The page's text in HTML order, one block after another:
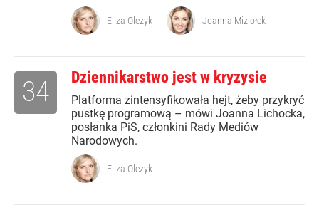
Eliza Olczyk Joanna Miziołek
Dziennikarstwo jest w kryzysie
Platforma zintensyfikowała hejt, żeby przykryć
pustkę programową – mówi Joanna Lichocka,
posłanka PiS, członkini Rady Mediów
Narodowych.
34
Eliza Olczyk